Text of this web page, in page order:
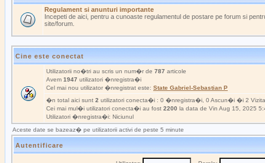
Regulament si anunturi importante
Incepeti de aici, pentru a cunoaste regulamentul de postare pe forum si
site/forum.
Cine este conectat
Utilizatorii no�tri au scris un num�r de 787 articole
Avem 1947 utilizatori �nregistra�i
Cel mai nou utilizator �nregistrat este: State Gabriel-Sebastian P
�n total aici sunt 2 utilizatori conecta�i : 0 �nregistra�i, 0 Ascun�i �i 2
Cei mai mul�i utilizatori conecta�i au fost 2200 la data de Vin Aug 15, 2025
Utilizatori �nregistra�i: Niciunul
Aceste date se bazeaz� pe utilizatorii activi de peste 5 minute
Autentificare